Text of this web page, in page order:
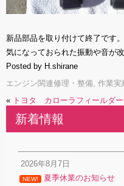
新品部品を取り付けて終了です。
気になっておられた振動や音が
Posted by H.shirane
エンジン関連修理・整備, 作業実
« トヨタ カローラフィールダ
新着情報
2026年8月7日
NEW! 夏季休業のお知らせ